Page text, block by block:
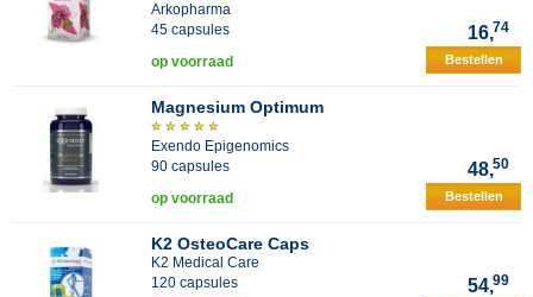
Arkopharma
45 capsules
16,74
op voorraad Bestellen
Magnesium Optimum
Exendo Epigenomics
90 capsules
48,50
op voorraad Bestellen
K2 OsteoCare Caps
K2 Medical Care
120 capsules
54,99